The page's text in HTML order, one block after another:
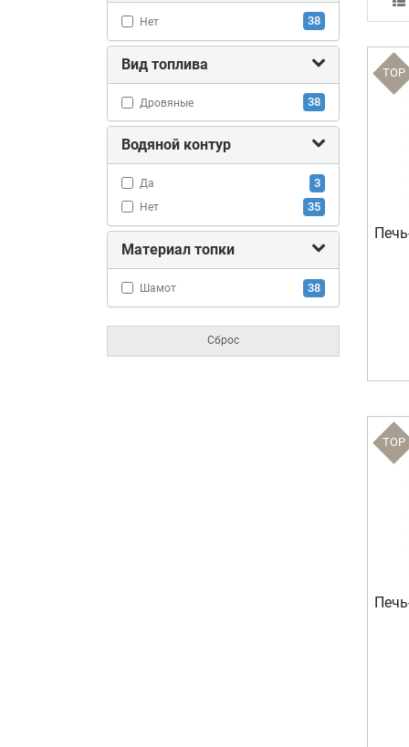
Нет 38
Вид топлива
Дровяные 38
Водяной контур
Да 3
Нет 35
Материал топки
Шамот 38
Сброс
TOP
TOP